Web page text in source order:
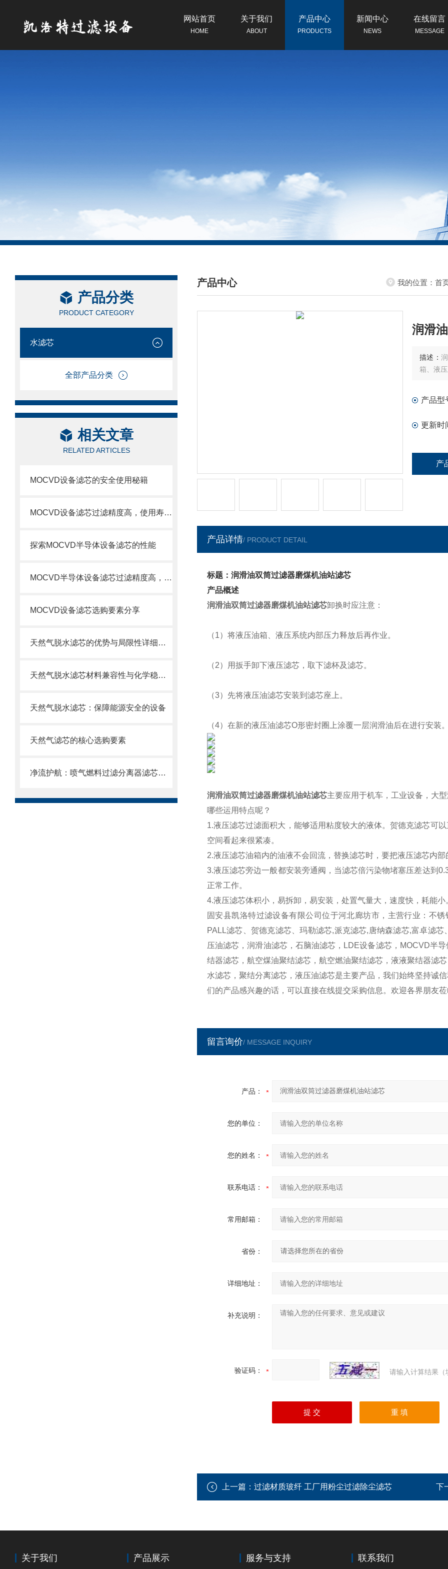
网站首页
HOME
关于我们
ABOUT
产品中心
PRODUCTS
新闻中心
NEWS
在线留言
MESSAGE
产品分类
PRODUCT CATEGORY
水滤芯
全部产品分类
相关文章
RELATED ARTICLES
MOCVD设备滤芯的安全使用秘籍
MOCVD设备滤芯过滤精度高，使用寿命长
探索MOCVD半导体设备滤芯的性能
MOCVD半导体设备滤芯过滤精度高，使用寿命长
MOCVD设备滤芯选购要素分享
天然气脱水滤芯的优势与局限性详细分析
天然气脱水滤芯材料兼容性与化学稳定性
天然气脱水滤芯：保障能源安全的设备
天然气滤芯的核心选购要素
净流护航：喷气燃料过滤分离器滤芯的使用目的
产品中心
/ PRODUCTS CENTER
我的位置： 首
润滑
描述：
箱、液
产品型
更新时
产
产品详情/ PRODUCT DETAIL
标题：润滑油双筒过滤器磨煤机油站滤芯
产品概述
润滑油双筒过滤器磨煤机油站滤芯卸换时应注意：
（1）将液压油箱、液压系统内部压力释放后再作业。
（2）用扳手卸下液压滤芯，取下滤杯及滤芯。
（3）先将液压油滤芯安装到滤芯座上。
（4）在新的液压油滤芯O形密封圈上涂覆一层润滑油后在进行安装。
润滑油双筒过滤器磨煤机油站滤芯主要应用于机车，工业设备，大
哪些运用特点呢？
1.液压滤芯过滤面积大，能够适用粘度较大的液体。贺德克滤芯可
空间看起来很紧凑。
2.液压滤芯油箱内的油液不会回流，替换滤芯时，要把液压滤芯内部
3.液压滤芯旁边一般都安装旁通阀，当滤芯倍污染物堵塞压差达到
正常工作。
4.液压滤芯体积小，易拆卸，易安装，处置气量大，速度快，耗能小
固安县凯洛特过滤设备有限公司位于河北廊坊市，主营行业：不
PALL滤芯、贺德克滤芯、玛勒滤芯,派克滤芯,唐纳森滤芯,富卓滤
压油滤芯，润滑油滤芯，石脑油滤芯，LDE设备滤芯，MOCVD半
结器滤芯，航空煤油聚结滤芯，航空燃油聚结滤芯，液液聚结器滤
水滤芯，聚结分离滤芯，液压油滤芯是主要产品，我们始终坚持诚
们的产品感兴趣的话，可以直接在线提交采购信息。欢迎各界朋友
留言询价/ MESSAGE INQUIRY
产品：
您的单位：
您的姓名：
联系电话：
常用邮箱：
省份：
详细地址：
补充说明：
验证码： 请输入计算结果（
上一篇： 过滤材质玻纤 工厂用粉尘过滤除尘滤芯 下
关于我们 产品展示 服务与支持 联系我们